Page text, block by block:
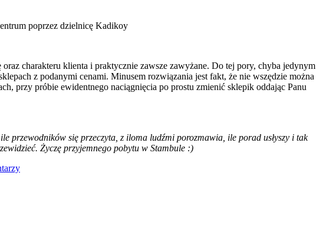
poprzez dzielnicę Kadikoy
charakteru klienta i praktycznie zawsze zawyżane. Do tej pory, chyba jedynym
z podanymi cenami. Minusem rozwiązania jest fakt, że nie wszędzie można
przy próbie ewidentnego naciągnięcia po prostu zmienić sklepik oddając Panu
przewodników się przeczyta, z iloma ludźmi porozmawia, ile porad usłyszy i tak
Życzę przyjemnego pobytu w Stambule :)